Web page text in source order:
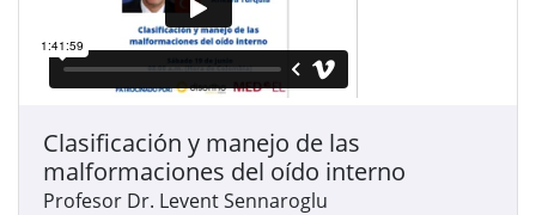
Clasificación y manejo de las
malformaciones del oído interno
Profesor Dr. Levent Sennaroglu